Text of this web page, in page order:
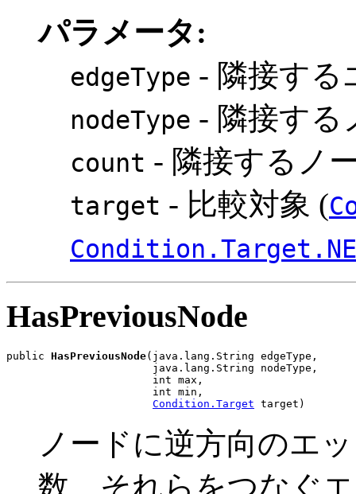
パラメータ:
edgeType - 隣接する
nodeType - 隣接する
count - 隣接するノ
target - 比較対象 (
HasPreviousNode
public HasPreviousNode(java.lang.String edgeType,
                       java.lang.String nodeType,
                       int max,
                       int min,
Condition.Target target)
ノードに逆方向のエ
数、それらをつなぐ